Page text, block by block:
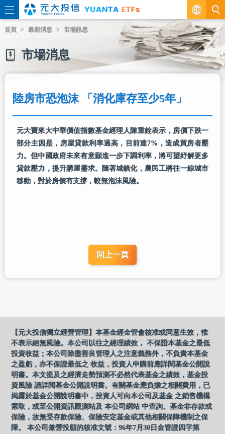
繁
EN
首頁 最新消息 市場訊息
市場消息
陸房市恐泡沫 「消化庫存至少5年」
元大寶來大中華價值指數基金經理人陳重銓表示，房價下跌一
部分主因是，房屋貸款利率過高，目前達7%，造成買房者壓
力。但中國政府未來有意願進一步下調利率，將可望紓解更多
貸款壓力，提升購屋需求。隨著城鎮化，農民工將往一線城市
移動，對於房價有支撐，較無泡沫風險。
回上一頁
【元大投信獨立經營管理】本基金經金管會核准或同意生效，惟
不表示絕無風險。本公司以往之經理績效， 不保證本基金之最低
投資收益；本公司除盡善良管理人之注意義務外，不負責本基金
之盈虧，亦不保證最低之 收益，投資人申購前應詳閱基金公開說
明書。本文提及之經濟走勢預測不必然代表基金之績效，基金投
資風險 請詳閱基金公開說明書。有關基金應負擔之相關費用，已
揭露於基金公開說明書中，投資人可向本公司及基金 之銷售機構
索取，或至公開資訊觀測站及 本公司網站 中查詢。基金非存款或
保險，故無受存款保險、保險安定基金或其他相關保障機制之保
障。 本公司兼營投顧的核准文號：96年7月30日金管證四字第